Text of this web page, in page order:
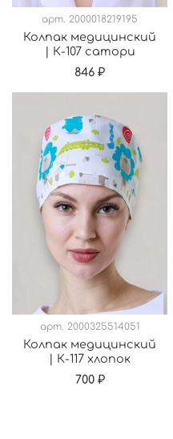
арт. 2000018219195
Колпак медицинский
| К-107 сатори
846 ₽
арт. 2000325514051
Колпак медицинский
| К-117 хлопок
700 ₽